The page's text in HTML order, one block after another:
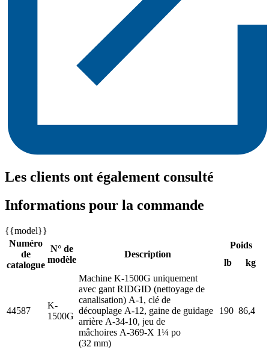
Les clients ont également consulté
Informations pour la commande
{{model}}
Numéro
de
catalogue
N° de
modèle
Description
Poids
lb
kg
44587
K-
1500G
Machine K-1500G uniquement
avec gant RIDGID (nettoyage de
canalisation) A-1, clé de
découplage A-12, gaine de guidage
arrière A-34-10, jeu de
mâchoires A-369-X 1¼ po
(32 mm)
190 86,4